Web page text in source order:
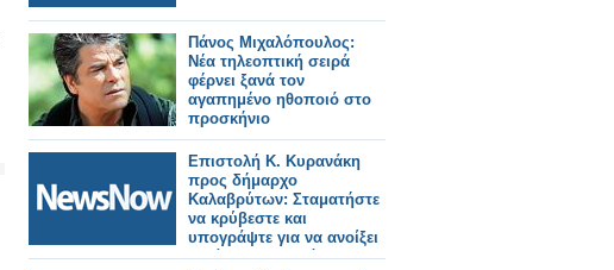
Πάνος Μιχαλόπουλος:
Νέα τηλεοπτική σειρά
φέρνει ξανά τον
αγαπημένο ηθοποιό στο
προσκήνιο
Επιστολή Κ. Κυρανάκη
προς δήμαρχο
Καλαβρύτων: Σταματήστε
να κρύβεστε και
υπογράψτε για να ανοίξει
ξανά ο Οδοντωτός.